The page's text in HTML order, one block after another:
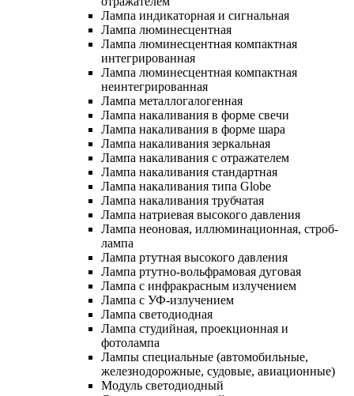
Лампа индикаторная и сигнальная
Лампа люминесцентная
Лампа люминесцентная компактная
интегрированная
Лампа люминесцентная компактная
неинтегрированная
Лампа металлогалогенная
Лампа накаливания в форме свечи
Лампа накаливания в форме шара
Лампа накаливания зеркальная
Лампа накаливания с отражателем
Лампа накаливания стандартная
Лампа накаливания типа Globe
Лампа накаливания трубчатая
Лампа натриевая высокого давления
Лампа неоновая, иллюминационная, строб-
лампа
Лампа ртутная высокого давления
Лампа ртутно-вольфрамовая дуговая
Лампа с инфракрасным излучением
Лампа с УФ-излучением
Лампа светодиодная
Лампа студийная, проекционная и
фотолампа
Лампы специальные (автомобильные,
железнодорожные, судовые, авиационные)
Модуль светодиодный